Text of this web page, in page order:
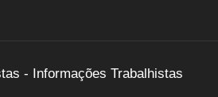
- Informações Trabalhistas